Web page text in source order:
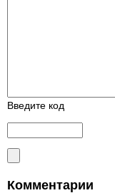
Введите код
Комментарии